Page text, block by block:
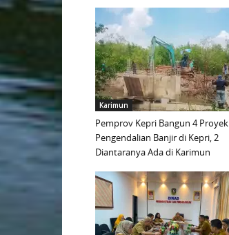
Karimun
Pemprov Kepri Bangun 4 Proyek
Pengendalian Banjir di Kepri, 2
Diantaranya Ada di Karimun